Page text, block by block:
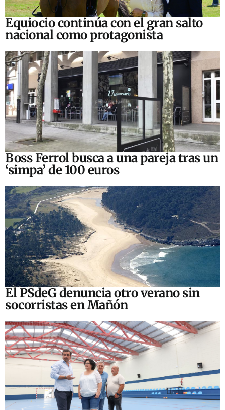
Equiocio continúa con el gran salto
nacional como protagonista
Boss Ferrol busca a una pareja tras un
‘simpa’ de 100 euros
El PSdeG denuncia otro verano sin
socorristas en Mañón